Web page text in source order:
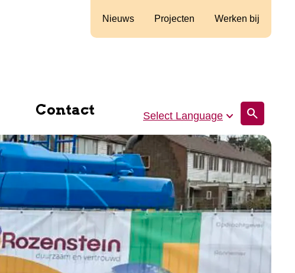
Contact Select Language search
Nieuws Projecten Werken bij